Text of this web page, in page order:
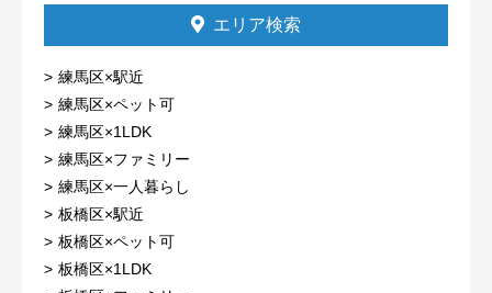
エリア検索
練馬区×駅近
練馬区×ペット可
練馬区×1LDK
練馬区×ファミリー
練馬区×一人暮らし
板橋区×駅近
板橋区×ペット可
板橋区×1LDK